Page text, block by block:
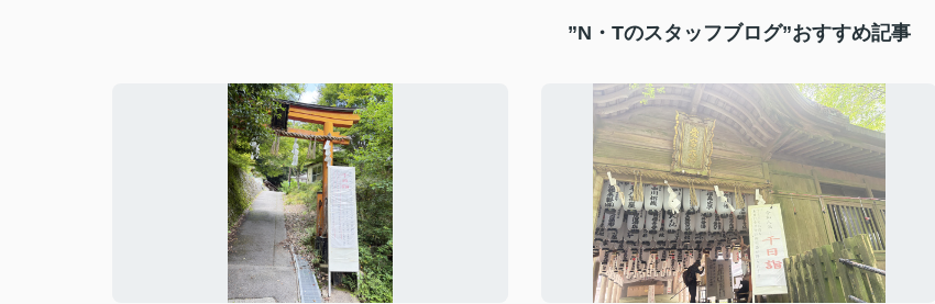
”N・Tのスタッフブログ”おすすめ記事